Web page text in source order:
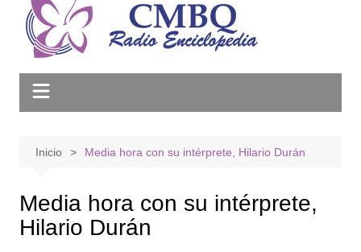
Inicio Media hora con su intérprete, Hilario Durán
Media hora con su intérprete,
Hilario Durán